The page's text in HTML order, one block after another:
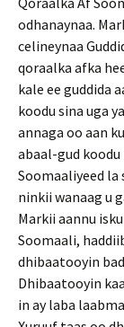
odhanaynaa.
celineynaa
qoraalka afka
kale ee guddida
koodu sina uga
annaga oo aan
abaal-gud
Soomaaliyeed la
ninkii wanaag u
Markii aannu
Soomaali,
dhibaatooyin
Dhibaatooyin
in ay laba